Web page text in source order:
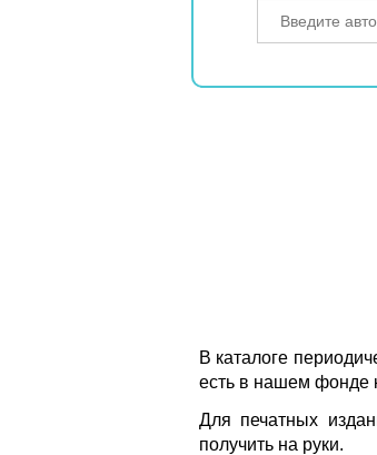
В каталоге
есть в нашем фонде
Для печатных
получить на руки.